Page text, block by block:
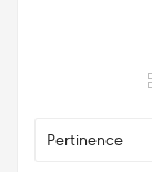
Pertinence